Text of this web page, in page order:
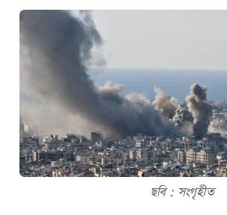
ছবি : সংগৃহীত